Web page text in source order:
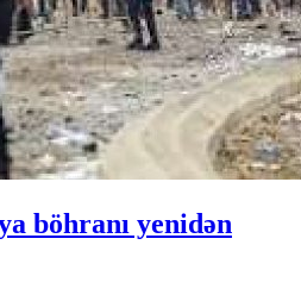
böhranı yenidən